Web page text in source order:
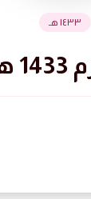
١٤٣٣ هـ